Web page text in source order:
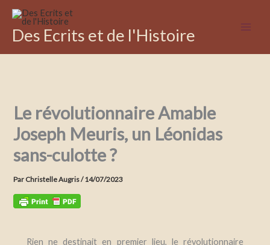
contenu
Des Ecrits et de l'Histoire
Le révolutionnaire Amable
Joseph Meuris, un Léonidas
sans-culotte ?
Par Christelle Augris/14/07/2023
Rien ne destinait en premier lieu, le révolutionnaire